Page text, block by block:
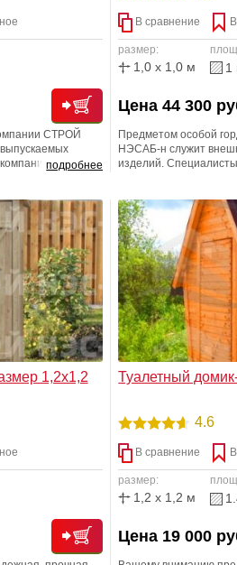
подробнее
СТРОЙ
материалов.
в стоимость
В сравнение
размер:
1,0 x 1,0 м 1
Цена 44 300
Предметом особой
НЭСАБ-н служит
изделий.
разработок
Мы СЧАСТЛИВЫ
1,2х1,2 Туалетный
4.6
В сравнение
размер:
1,2 x 1,2 м
Цена 19 000